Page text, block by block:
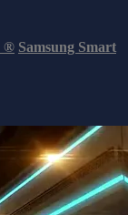
® Samsung Smart